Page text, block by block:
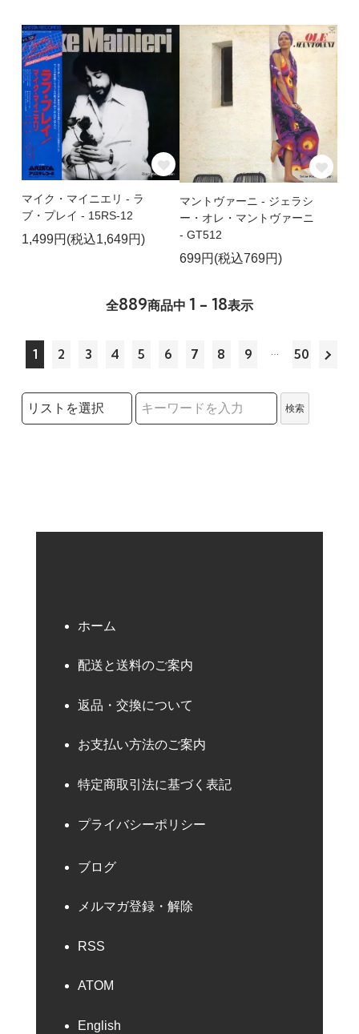
マイク・マイニエリ - ラ
ブ・プレイ - 15RS-12
1,499円(税込1,649円)
マントヴァーニ - ジェラシ
ー・オレ・マントヴァーニ
- GT512
699円(税込769円)
全889商品中 1 - 18表示
1 2 3 4 5 6 7 8 9 50
検索リストの選択
検索
ホーム
配送と送料のご案内
返品・交換について
お支払い方法のご案内
特定商取引法に基づく表記
プライバシーポリシー
ブログ
メルマガ登録・解除
RSS
ATOM
English